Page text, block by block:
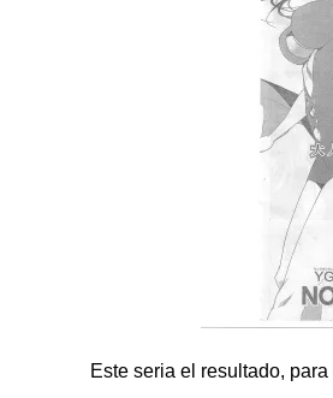
Este seria el resultado,